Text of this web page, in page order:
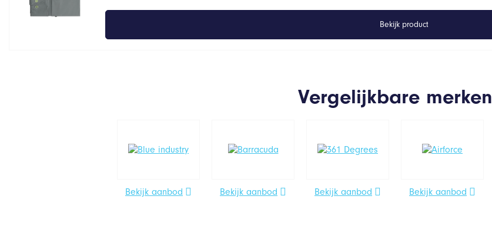
Bekijk product
Vergelijkbare merken
Bekijk aanbod Bekijk aanbod Bekijk aanbod Bekijk aanbod